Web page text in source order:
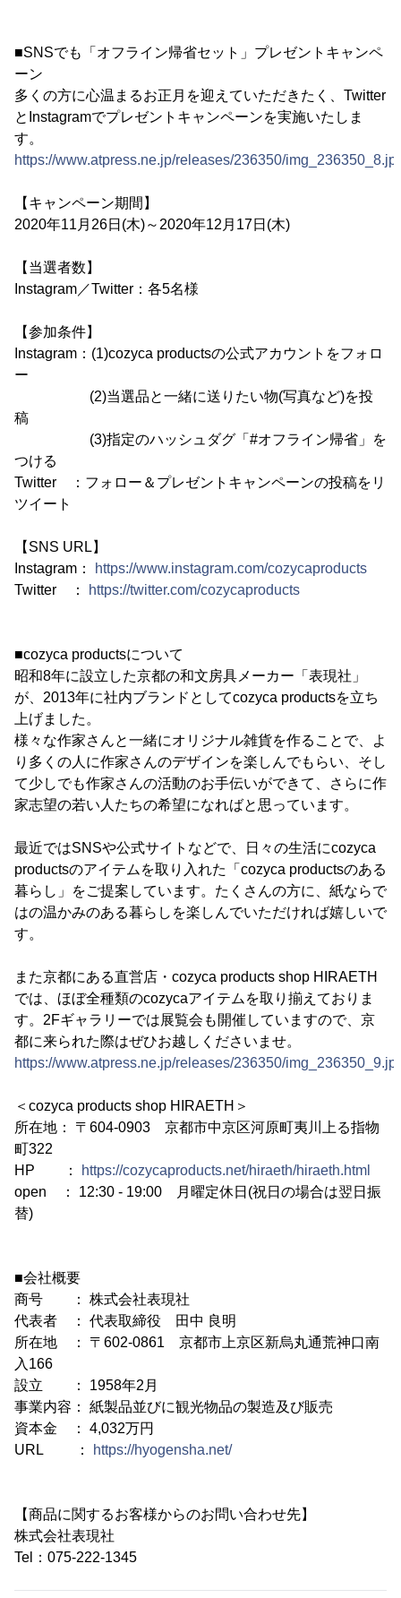
■SNSでも「オフライン帰省セット」プレゼントキャンペ
ーン
多くの方に心温まるお正月を迎えていただきたく、Twitter
とInstagramでプレゼントキャンペーンを実施いたしま
す。
https://www.atpress.ne.jp/releases/236350/
【キャンペーン期間】
2020年11月26日(木)～2020年12月17日(木)
【当選者数】
Instagram／Twitter：各5名様
【参加条件】
Instagram：(1)cozyca productsの公式アカウントをフォロ
ー
(2)当選品と一緒に送りたい物(写真など)を投
稿
(3)指定のハッシュダグ「#オフライン帰省」を
つける
Twitter ：フォロー＆プレゼントキャンペーンの投稿をリ
ツイート
【SNS URL】
Instagram：
https://www.instagram.com/cozycaproducts
Twitter ：
https://twitter.com/cozycaproducts
■cozyca productsについて
昭和8年に設立した京都の和文房具メーカー「表現社」
が、2013年に社内ブランドとしてcozyca productsを立ち
上げました。
様々な作家さんと一緒にオリジナル雑貨を作ることで、よ
り多くの人に作家さんのデザインを楽しんでもらい、そし
て少しでも作家さんの活動のお手伝いができて、さらに作
家志望の若い人たちの希望になればと思っています。
最近ではSNSや公式サイトなどで、日々の生活にcozyca
productsのアイテムを取り入れた「cozyca productsのある
暮らし」をご提案しています。たくさんの方に、紙ならで
はの温かみのある暮らしを楽しんでいただければ嬉しいで
す。
また京都にある直営店・cozyca products shop HIRAETH
では、ほぼ全種類のcozycaアイテムを取り揃えておりま
す。2Fギャラリーでは展覧会も開催していますので、京
都に来られた際はぜひお越しくださいませ。
https://www.atpress.ne.jp/releases/236350/
＜cozyca products shop HIRAETH＞
所在地： 〒604-0903 京都市中京区河原町夷川上る指物
町322
HP ：
https://cozycaproducts.net/hiraeth/hiraeth.html
open ： 12:30 - 19:00 月曜定休日(祝日の場合は翌日振
替)
■会社概要
商号 ： 株式会社表現社
代表者 ： 代表取締役 田中 良明
所在地 ： 〒602-0861 京都市上京区新烏丸通荒神口南
入166
設立 ： 1958年2月
事業内容： 紙製品並びに観光物品の製造及び販売
資本金 ： 4,032万円
URL ：
https://hyogensha.net/
【商品に関するお客様からのお問い合わせ先】
株式会社表現社
Tel：075-222-1345